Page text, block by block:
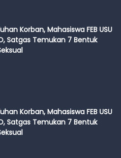
Korban, Mahasiswa FEB USU
Satgas Temukan 7 Bentuk
Korban, Mahasiswa FEB USU
Satgas Temukan 7 Bentuk